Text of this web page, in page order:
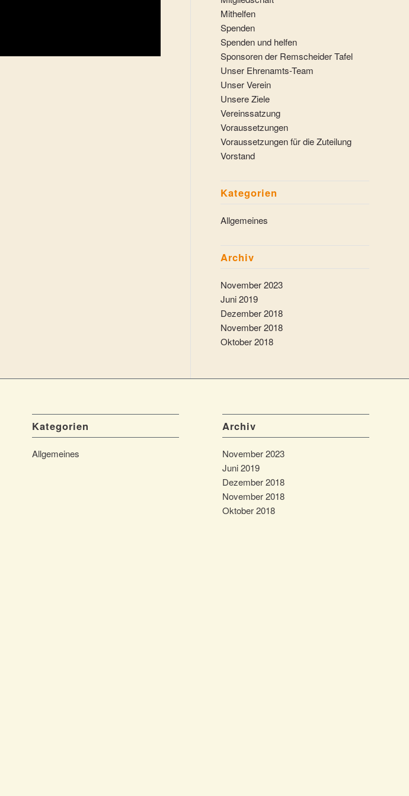
Mithelfen
Spenden
Spenden und helfen
Sponsoren der Remscheider Tafel
Unser Ehrenamts-Team
Unser Verein
Unsere Ziele
Vereinssatzung
Voraussetzungen
Voraussetzungen für die Zuteilung
Vorstand
Kategorien
Allgemeines
Archiv
November 2023
Juni 2019
Dezember 2018
November 2018
Oktober 2018
Kategorien
Allgemeines
Archiv
November 2023
Juni 2019
Dezember 2018
November 2018
Oktober 2018